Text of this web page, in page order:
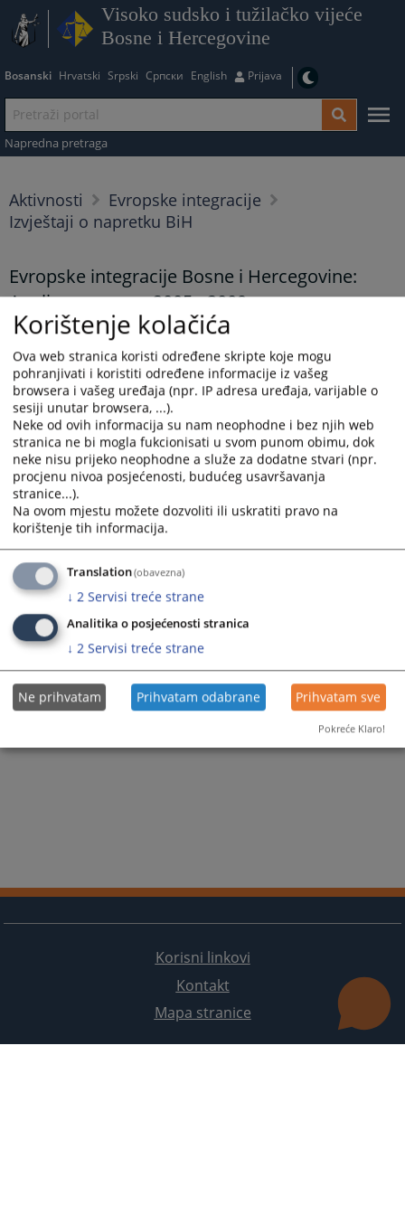
Visoko sudsko i tužilačko vijeće
Bosne i Hercegovine
Bosanski Hrvatski Srpski Српски English Prijava
Napredna pretraga
Aktivnosti
Evropske integracije
Izvještaji o napretku BiH
Evropske integracije Bosne i Hercegovine:
Analiza progresa 2005 - 2009.
30.12.2010.
Evropske integracije Bosne i Hercegovine: Analiza progresa
2005 - 2009. godine
Dodatak II - Pregled ključnih zakonodavnih, administrativnih
i institucionalnih rezultata za period od 2005. do 2009. godine
Prikazana vijest je na: Bosanski jezik
PREGLEDA
Korisni linkovi
Kontakt
Mapa stranice
Korištenje kolačića
Ova web stranica koristi određene skripte koje mogu
pohranjivati i koristiti određene informacije iz vašeg
browsera i vašeg uređaja (npr. IP adresa uređaja, varijable o
sesiji unutar browsera, ...).
Neke od ovih informacija su nam neophodne i bez njih web
stranica ne bi mogla fukcionisati u svom punom obimu, dok
neke nisu prijeko neophodne a služe za dodatne stvari (npr.
procjenu nivoa posjećenosti, budućeg usavršavanja
stranice...).
Na ovom mjestu možete dozvoliti ili uskratiti pravo na
korištenje tih informacija.
Translation(obavezna)
↓ 2 Servisi treće strane
Analitika o posjećenosti stranica
↓ 2 Servisi treće strane
Ne prihvatam Prihvatam odabrane Prihvatam sve
Pokreće Klaro!